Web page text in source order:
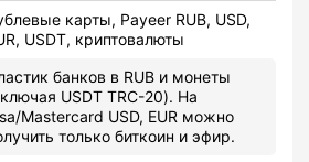
карты, Payeer RUB, USD,
USDT, криптовалюты
банков в RUB и монеты
USDT TRC-20). На
Mastercard USD, EUR можно
только биткоин и эфир.